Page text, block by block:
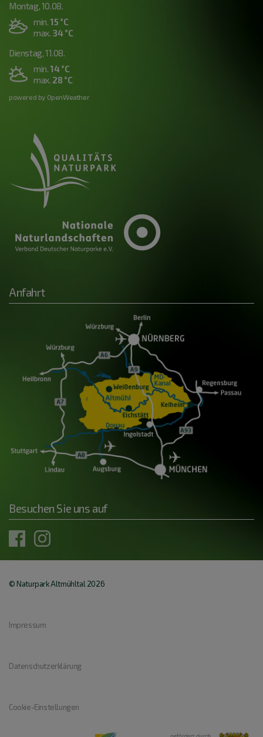
Montag, 10.08.
min.15 °C
max. 34 °C
Dienstag, 11.08.
min.14 °C
max. 28 °C
powered by OpenWeather
Anfahrt
Besuchen Sie uns auf
© Naturpark Altmühltal 2026
Impressum
Datenschutzerklärung
Cookie-Einstellungen